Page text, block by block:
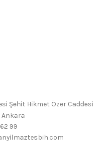
Şehit Hikmet Özer Caddesi
99